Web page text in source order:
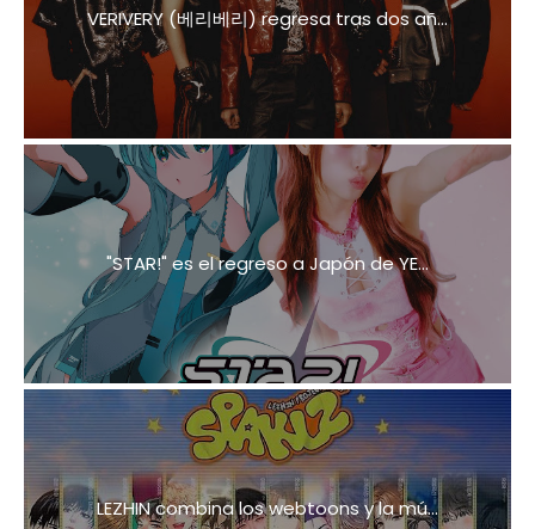
VERIVERY (베리베리) regresa tras dos añ...
"STAR!" es el regreso a Japón de YE...
LEZHIN combina los webtoons y la mú...